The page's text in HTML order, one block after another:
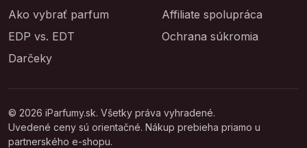
Ako vybrať parfum
EDP vs. EDT
Darčeky
Affiliate spolupráca
Ochrana súkromia
© 2026 iParfumy.sk. Všetky práva vyhradené.
Uvedené ceny sú orientačné. Nákup prebieha priamo u
partnerského e-shopu.